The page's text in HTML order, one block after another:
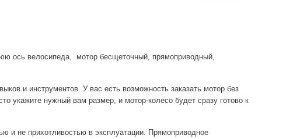
ось велосипеда, мотор бесщеточный, прямоприводный,
и инструментов. У вас есть возможность заказать мотор без
укажите нужный вам размер, и мотор-колесо будет сразу готово к
и не прихотливостью в эксплуатации. Прямоприводное